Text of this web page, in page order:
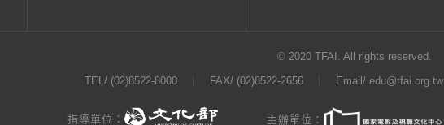
© 2020 TFAI. All rights reserved.
TEL/ (02)8522-8000 FAX/ (02)8522-2656 Email/ edu@tfai.org.tw
指導單位： 主辦單位：